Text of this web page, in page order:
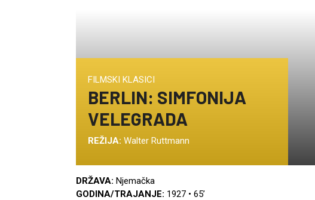
FILMSKI KLASICI
BERLIN: SIMFONIJA
VELEGRADA
REŽIJA: Walter Ruttmann
DRŽAVA: Njemačka
GODINA/TRAJANJE: 1927 • 65’